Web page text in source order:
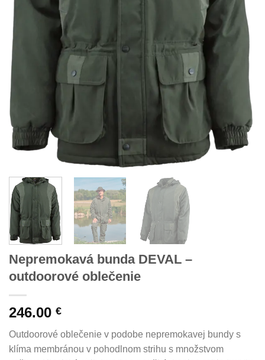
Nepremokavá bunda DEVAL –
outdoorové oblečenie
246.00 €
Outdoorové oblečenie v podobe nepremokavej bundy s
klíma membránou v pohodlnom strihu s množstvom